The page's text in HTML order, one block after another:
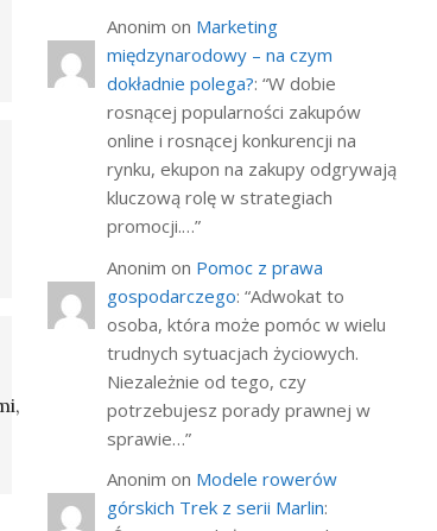
Anonim on Marketing
międzynarodowy – na czym
dokładnie polega?: “W dobie
rosnącej popularności zakupów
online i rosnącej konkurencji na
rynku, ekupon na zakupy odgrywają
kluczową rolę w strategiach
promocji.…”
Anonim on Pomoc z prawa
gospodarczego: “Adwokat to
osoba, która może pomóc w wielu
trudnych sytuacjach życiowych.
Niezależnie od tego, czy
potrzebujesz porady prawnej w
sprawie…”
Anonim on Modele rowerów
górskich Trek z serii Marlin: